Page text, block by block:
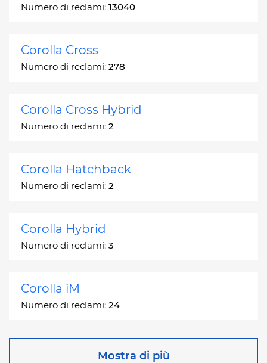
Numero di reclami: 13040
Corolla Cross
Numero di reclami: 278
Corolla Cross Hybrid
Numero di reclami: 2
Corolla Hatchback
Numero di reclami: 2
Corolla Hybrid
Numero di reclami: 3
Corolla iM
Numero di reclami: 24
Mostra di più